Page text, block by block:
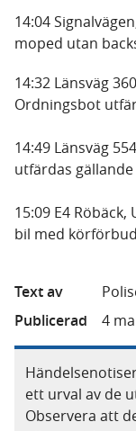
14:04
moped utan
14:32 Länsväg
Ordningsbot
14:49 Länsväg
utfärdas
15:09 E4
bil med
Text av
Publicerad
4
ett urval av de
Observera att